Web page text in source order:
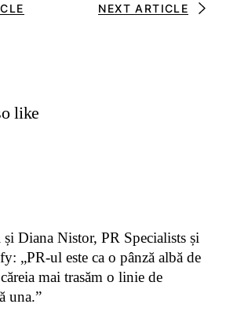
NEXT ARTICLE
like
Diana Nistor, PR Specialists și
„PR-ul este ca o pânză albă de
mai trasăm o linie de
una.”